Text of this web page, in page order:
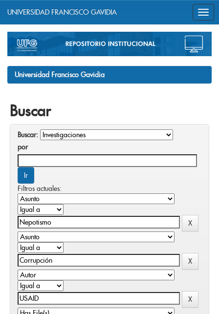
navigation
UNIVERSIDAD FRANCISCO GAVIDIA
Universidad Francisco Gavidia
Buscar
Buscar:
por
Filtros actuales: